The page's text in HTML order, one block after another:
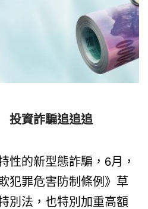
投資詐騙追追追
性的新型態詐騙，6月，
犯罪危害防制條例》草
別法，也特別加重高額